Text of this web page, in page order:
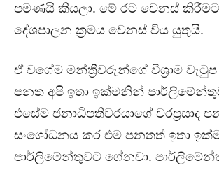
පමණයි කියලා. මේ රට වෙනස්
දේශපාලන ක්‍රමය වෙනස් විය යුතුයි.
ඒ වගේම මන්ත්‍රීවරුන්ගේ විශ්‍රාම
පනත අපි ඉතා ඉක්මනින්
එසේම ජනාධිපතිවරයාගේ වරප්‍රසාද
සංශෝධනය කර එම පනතත් ඉතා
පාර්ලිමේන්තුවට ගේනවා.